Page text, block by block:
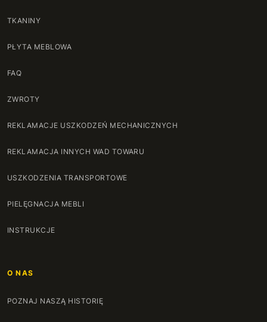
TKANINY
PŁYTA MEBLOWA
FAQ
ZWROTY
REKLAMACJE USZKODZEŃ MECHANICZNYCH
REKLAMACJA INNYCH WAD TOWARU
USZKODZENIA TRANSPORTOWE
PIELĘGNACJA MEBLI
INSTRUKCJE
O NAS
POZNAJ NASZĄ HISTORIĘ